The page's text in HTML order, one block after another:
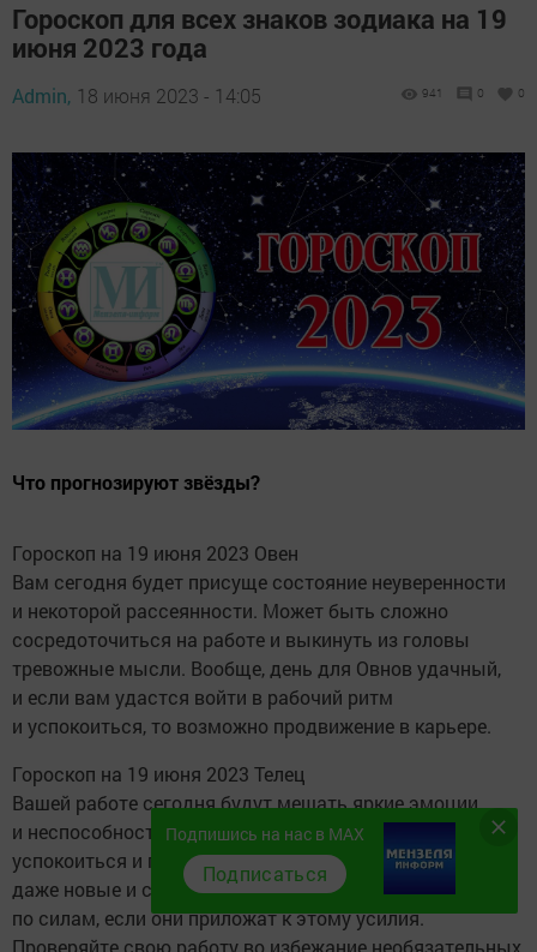
Гороскоп для всех знаков зодиака на 19
июня 2023 года
Admin, 18 июня 2023 - 14:05 941 0 0
Что прогнозируют звёзды?
Гороскоп на 19 июня 2023 Овен
Вам сегодня будет присуще состояние неуверенности
и некоторой рассеянности. Может быть сложно
сосредоточиться на работе и выкинуть из головы
тревожные мысли. Вообще, день для Овнов удачный,
и если вам удастся войти в рабочий ритм
и успокоиться, то возможно продвижение в карьере.
Гороскоп на 19 июня 2023 Телец
Вашей работе сегодня будут мешать яркие эмоции
и неспособность сфокусироваться на делах. Нужно
успокоиться и поверить в себя. Звезды говорят, что
даже новые и сложные проекты будут Тельцам
по силам, если они приложат к этому усилия.
Проверяйте свою работу во избежание необязательных
Подпишись на нас в MAX
Подписаться